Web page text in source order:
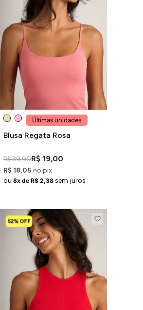
Últimas unidades
Blusa Regata Rosa
R$ 39,90R$ 19,00
R$ 18,05 no pix
ou 8x de R$ 2,38 sem juros
52% OFF